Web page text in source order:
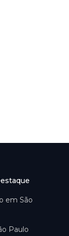
em São
Paulo